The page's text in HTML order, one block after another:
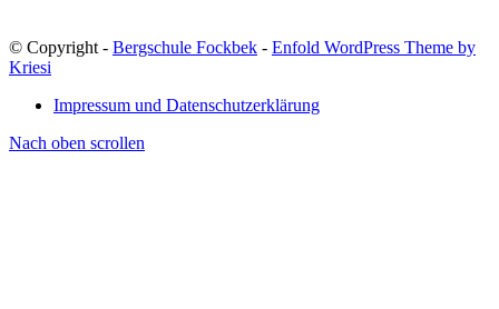
© Copyright - Bergschule Fockbek - Enfold WordPress Theme by
Kriesi
Impressum und Datenschutzerklärung
Nach oben scrollen